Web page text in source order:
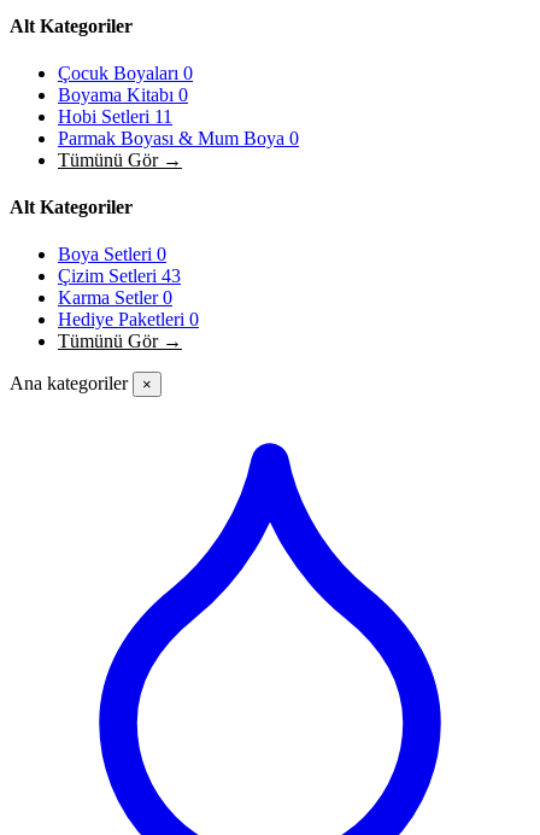
Alt Kategoriler
Çocuk Boyaları 0
Boyama Kitabı 0
Hobi Setleri 11
Parmak Boyası & Mum Boya 0
Tümünü Gör →
Alt Kategoriler
Boya Setleri 0
Çizim Setleri 43
Karma Setler0
Hediye Paketleri 0
Tümünü Gör →
Ana kategoriler ×